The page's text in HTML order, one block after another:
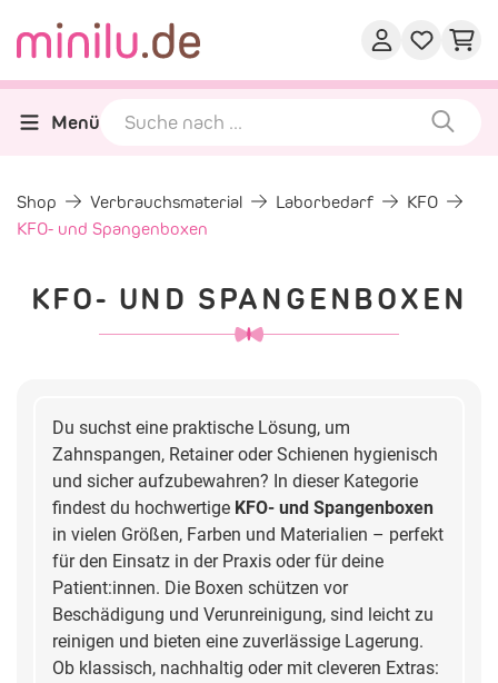
Menü
Shop Verbrauchsmaterial Laborbedarf
KFO
KFO- und Spangenboxen
KFO- UND SPANGENBOXEN
Du suchst eine praktische Lösung, um
Zahnspangen, Retainer oder Schienen hygienisch
und sicher aufzubewahren? In dieser Kategorie
findest du hochwertige KFO- und Spangenboxen
in vielen Größen, Farben und Materialien – perfekt
für den Einsatz in der Praxis oder für deine
Patient:innen. Die Boxen schützen vor
Beschädigung und Verunreinigung, sind leicht zu
reinigen und bieten eine zuverlässige Lagerung.
Ob klassisch, nachhaltig oder mit cleveren Extras: